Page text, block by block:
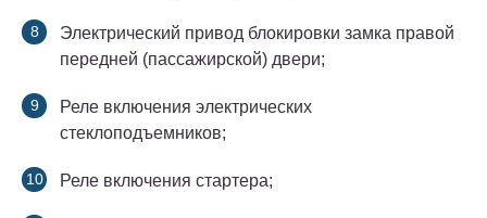
Электрический привод блокировки замка правой
передней (пассажирской) двери;
Реле включения электрических
стеклоподъемников;
Реле включения стартера;